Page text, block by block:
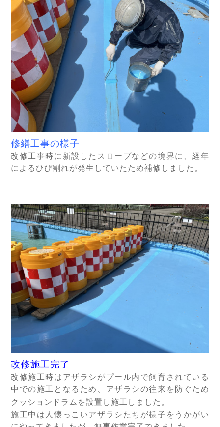
修繕工事の様子
改修工事時に新設したスロープなどの境界に、経年
によるひび割れが発生していたため補修しました。
改修施工完了
改修施工時はアザラシがプール内で飼育されている
中での施工となるため、アザラシの往来を防ぐため
クッションドラムを設置し施工しました。
施工中は人懐っこいアザラシたちが様子をうかがい